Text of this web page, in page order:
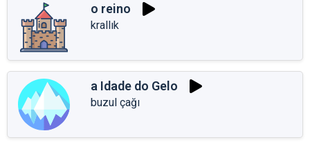
o reino
krallık
a Idade do Gelo
buzul çağı